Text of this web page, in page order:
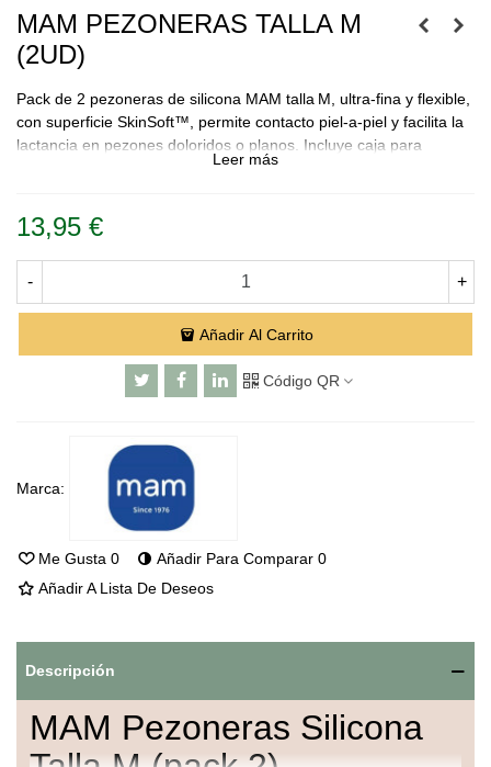
MAM PEZONERAS TALLA M
(2UD)
Pack de 2 pezoneras de silicona MAM talla M, ultra‑fina y flexible,
con superficie SkinSoft™, permite contacto piel‑a‑piel y facilita la
lactancia en pezones doloridos o planos. Incluye caja para
Leer más
13,95 €
- +
Añadir Al Carrito
Código QR
Marca:
Me Gusta 0 Añadir Para Comparar 0
Añadir A Lista De Deseos
Descripción
MAM Pezoneras Silicona